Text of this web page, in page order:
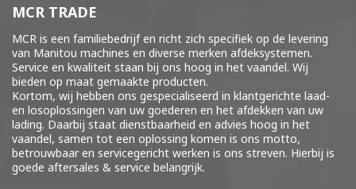
MCR TRADE
MCR is een familiebedrijf en richt zich specifiek op de levering
van Manitou machines en diverse merken afdeksystemen.
Service en kwaliteit staan bij ons hoog in het vaandel. Wij
bieden op maat gemaakte producten.
Kortom, wij hebben ons gespecialiseerd in klantgerichte laad-
en losoplossingen van uw goederen en het afdekken van uw
lading. Daarbij staat dienstbaarheid en advies hoog in het
vaandel, samen tot een oplossing komen is ons motto,
betrouwbaar en servicegericht werken is ons streven. Hierbij is
goede aftersales & service belangrijk.